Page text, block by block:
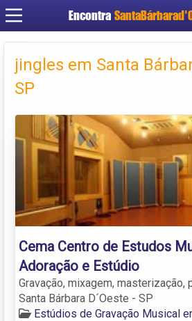
Encontra
Cadastrar
Criar conta
jingles em Santa
SP
Cema Centro de Estudos
Adoração e Estúdio
Gravação, mixagem, masterização,
Santa Bárbara D´Oeste - SP
Estúdios de Gravação Musical